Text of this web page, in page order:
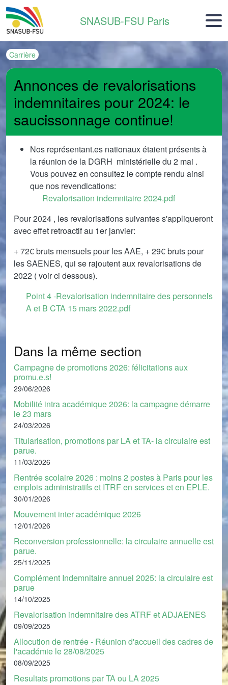
SNASUB-FSU Paris
Carrière
Annonces de revalorisations
indemnitaires pour 2024: le
saucissonnage continue!
Nos représentant.es nationaux étaient présents à
la réunion de la DGRH ministérielle du 2 mai .
Vous pouvez en consultez le compte rendu ainsi
que nos revendications:
Document
Revalorisation indemnitaire 2024.pdf
Pour 2024 , les revalorisations suivantes s'appliqueront
avec effet retroactif au 1er janvier:
+ 72€ bruts mensuels pour les AAE, + 29€ bruts pour
les SAENES, qui se rajoutent aux revalorisations de
2022 ( voir ci dessous).
Document
Point 4 -Revalorisation indemnitaire des personnels
A et B CTA 15 mars 2022.pdf
Dans la même section
Campagne de promotions 2026: félicitations aux
promu.e.s!
29/06/2026
Mobilité intra académique 2026: la campagne démarre
le 23 mars
24/03/2026
Titularisation, promotions par LA et TA- la circulaire est
parue.
11/03/2026
Rentrée scolaire 2026 : moins 2 postes à Paris pour les
emplois administratifs et ITRF en services et en EPLE.
30/01/2026
Mouvement inter académique 2026
12/01/2026
Reconversion professionnelle: la circulaire annuelle est
parue.
25/11/2025
Complément Indemnitaire annuel 2025: la circulaire est
parue
14/10/2025
Revalorisation indemnitaire des ATRF et ADJAENES
09/09/2025
Allocution de rentrée - Réunion d'accueil des cadres de
l'académie le 28/08/2025
08/09/2025
Resultats promotions par TA ou LA 2025